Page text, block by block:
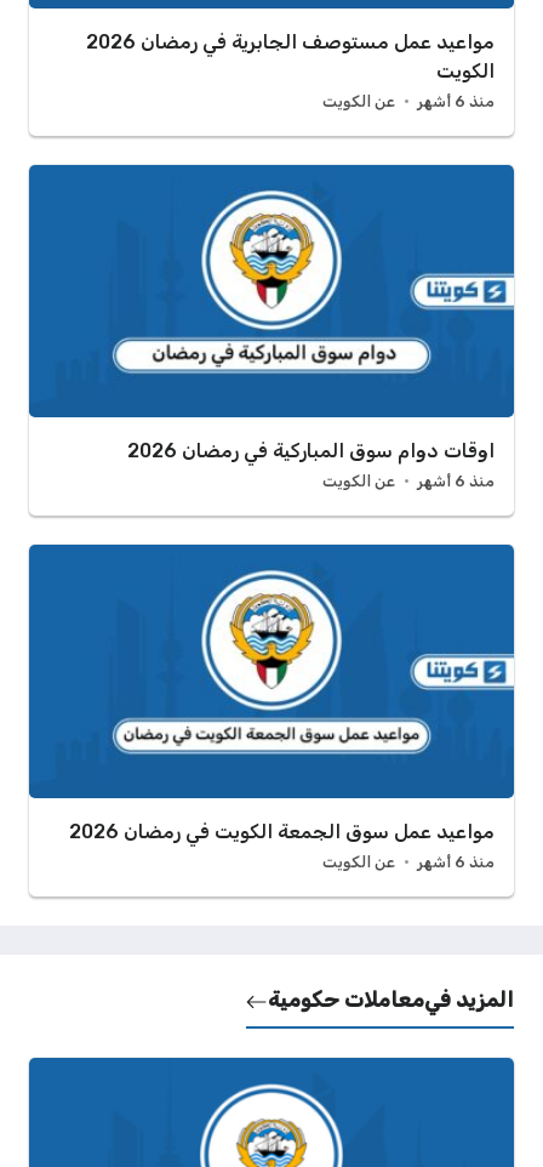
مواعيد عمل مستوصف الجابرية في رمضان 2026
الكويت
منذ 6 أشهر عن الكويت
اوقات دوام سوق المباركية في رمضان 2026
منذ 6 أشهر عن الكويت
مواعيد عمل سوق الجمعة الكويت في رمضان 2026
منذ 6 أشهر عن الكويت
المزيد فيمعاملات حكومية